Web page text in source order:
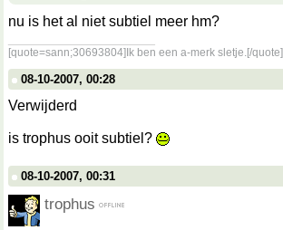
nu is het al niet subtiel meer hm?
[quote=sann;30693804]Ik ben een a-merk sletje.[/quote]
08-10-2007, 00:28
Verwijderd
is trophus ooit subtiel?
08-10-2007, 00:31
trophus